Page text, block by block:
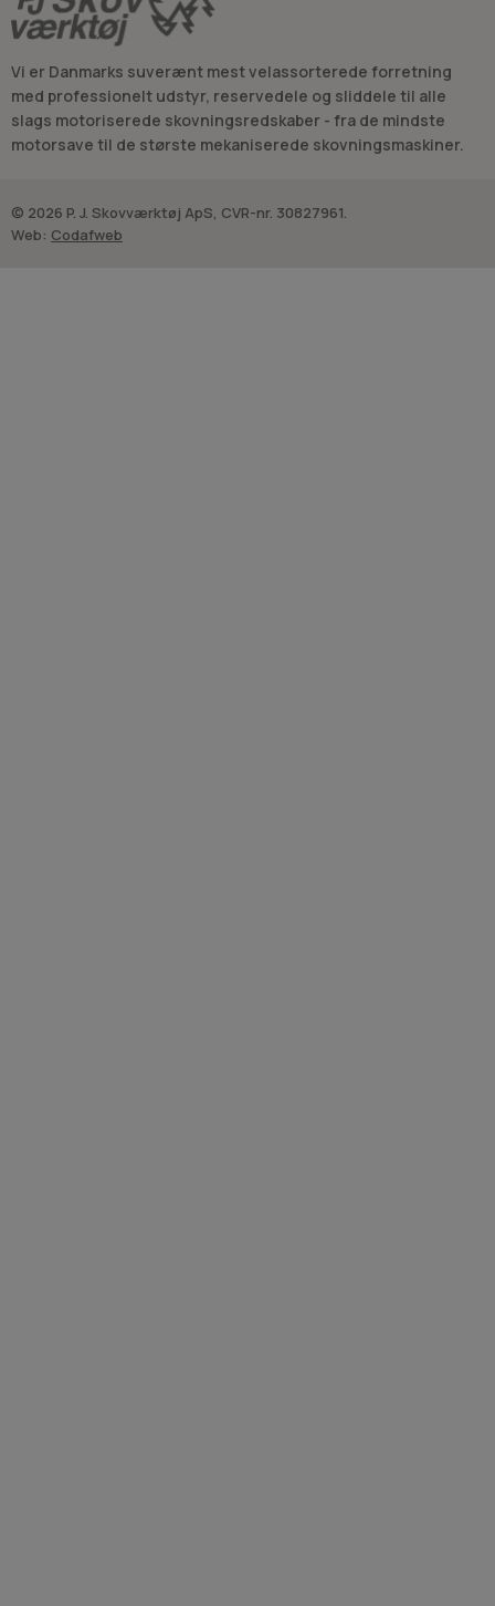
Vi er Danmarks suverænt mest velassorterede forretning
med professionelt udstyr, reservedele og sliddele til alle
slags motoriserede skovningsredskaber - fra de mindste
motorsave til de største mekaniserede skovningsmaskiner.
© 2026 P. J. Skovværktøj ApS, CVR-nr. 30827961.
Web: Codafweb